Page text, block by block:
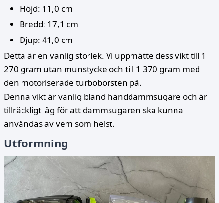
Höjd: 11,0 cm
Bredd: 17,1 cm
Djup: 41,0 cm
Detta är en vanlig storlek. Vi uppmätte dess vikt till 1
270 gram utan munstycke och till 1 370 gram med
den motoriserade turboborsten på.
Denna vikt är vanlig bland handdammsugare och är
tillräckligt låg för att dammsugaren ska kunna
användas av vem som helst.
Utformning